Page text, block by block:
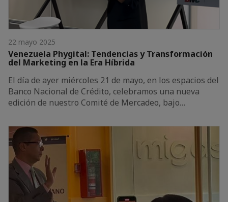
22 mayo 2025
Venezuela Phygital: Tendencias y Transformación
del Marketing en la Era Híbrida
El día de ayer miércoles 21 de mayo, en los espacios del
Banco Nacional de Crédito, celebramos una nueva
edición de nuestro Comité de Mercadeo, bajo…